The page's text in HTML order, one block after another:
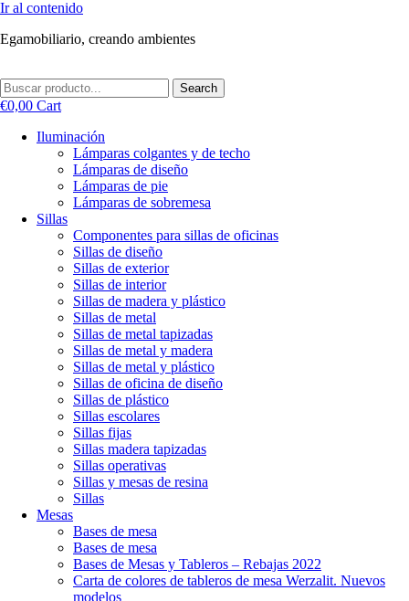
Ir al contenido
Egamobiliario, creando ambientes
Search
€0,00 Cart
Iluminación
Lámparas colgantes y de techo
Lámparas de diseño
Lámparas de pie
Lámparas de sobremesa
Sillas
Componentes para sillas de oficinas
Sillas de diseño
Sillas de exterior
Sillas de interior
Sillas de madera y plástico
Sillas de metal
Sillas de metal tapizadas
Sillas de metal y madera
Sillas de metal y plástico
Sillas de oficina de diseño
Sillas de plástico
Sillas escolares
Sillas fijas
Sillas madera tapizadas
Sillas operativas
Sillas y mesas de resina
Sillas
Mesas
Bases de mesa
Bases de mesa
Bases de Mesas y Tableros – Rebajas 2022
Carta de colores de tableros de mesa Werzalit. Nuevos
modelos